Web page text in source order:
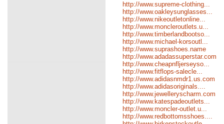
http://www.supreme-clothing...
http://www.oakleysunglasses...
http://www.nikeoutletonline...
http://www.moncleroutlets.u...
http://www.timberlandbootso...
http://www.michael-korsoutl...
http://www.suprashoes.name
http://www.adadassuperstar.com
http://www.cheapnfljerseyso...
http://www.fitflops-salecle...
http://www.adidasnmdr1.us.com
http://www.adidasoriginals....
http://www.jewelleryscharm.com
http://www.katespadeoutlets...
http://www.moncler-outlet.u...
http://www.redbottomsshoes....